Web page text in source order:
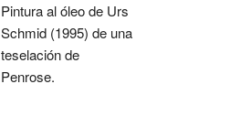
Pintura al óleo de Urs
Schmid (1995) de una
teselación de
Penrose.